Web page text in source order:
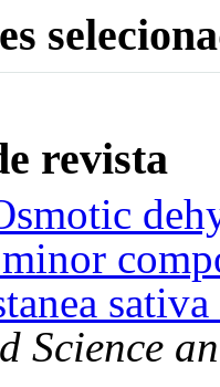
revista
Science